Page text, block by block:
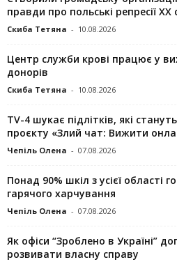
правди про польські репресії ХХ
Скиба Тетяна - 10.08.2026
Центр служби крові працює у
донорів
Скиба Тетяна - 10.08.2026
TV-4 шукає підлітків, які
проєкту «Злий чат: Вижити
Чепіль Олена - 07.08.2026
Понад 90% шкіл з усієї області
гарячого харчування
Чепіль Олена - 07.08.2026
Як офіси “Зроблено в Україні”
розвивати власну справу